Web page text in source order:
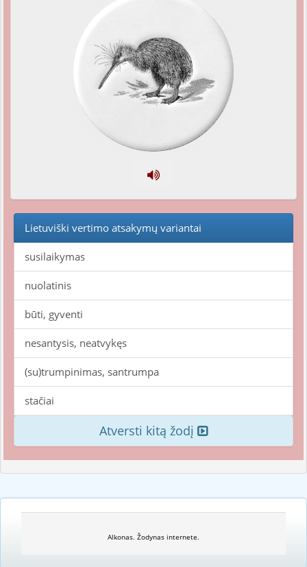
Lietuviški vertimo atsakymų variantai
susilaikymas
nuolatinis
būti, gyventi
nesantysis, neatvykęs
(su)trumpinimas, santrumpa
stačiai
Atversti kitą žodį
Alkonas. Žodynas internete.